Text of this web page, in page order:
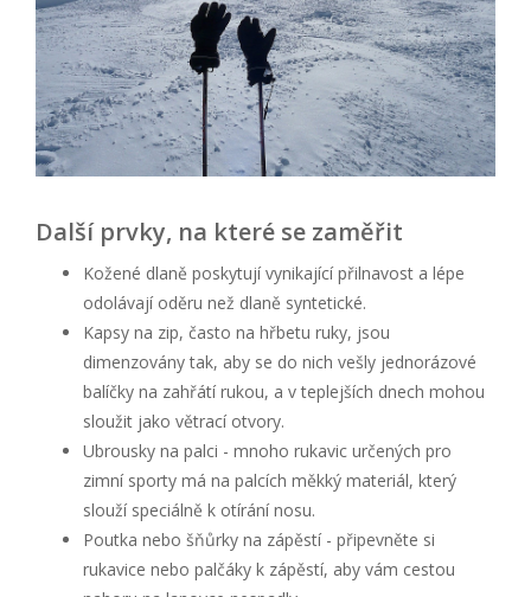
Další prvky, na které se zaměřit
Kožené dlaně poskytují vynikající přilnavost a lépe
odolávají oděru než dlaně syntetické.
Kapsy na zip, často na hřbetu ruky, jsou
dimenzovány tak, aby se do nich vešly jednorázové
balíčky na zahřátí rukou, a v teplejších dnech mohou
sloužit jako větrací otvory.
Ubrousky na palci - mnoho rukavic určených pro
zimní sporty má na palcích měkký materiál, který
slouží speciálně k otírání nosu.
Poutka nebo šňůrky na zápěstí - připevněte si
rukavice nebo palčáky k zápěstí, aby vám cestou